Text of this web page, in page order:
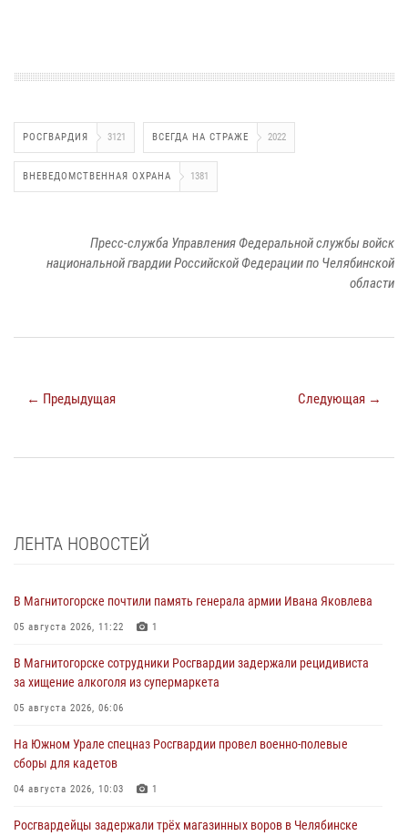
РОСГВАРДИЯ 3121 ВСЕГДА НА СТРАЖЕ 2022
ВНЕВЕДОМСТВЕННАЯ ОХРАНА 1381
Пресс-служба Управления Федеральной службы войск
национальной гвардии Российской Федерации по Челябинской
области
← Предыдущая Следующая →
ЛЕНТА НОВОСТЕЙ
В Магнитогорске почтили память генерала армии Ивана Яковлева
05 августа 2026, 11:22 1
В Магнитогорске сотрудники Росгвардии задержали рецидивиста
за хищение алкоголя из супермаркета
05 августа 2026, 06:06
На Южном Урале спецназ Росгвардии провел военно-полевые
сборы для кадетов
04 августа 2026, 10:03 1
Росгвардейцы задержали трёх магазинных воров в Челябинске